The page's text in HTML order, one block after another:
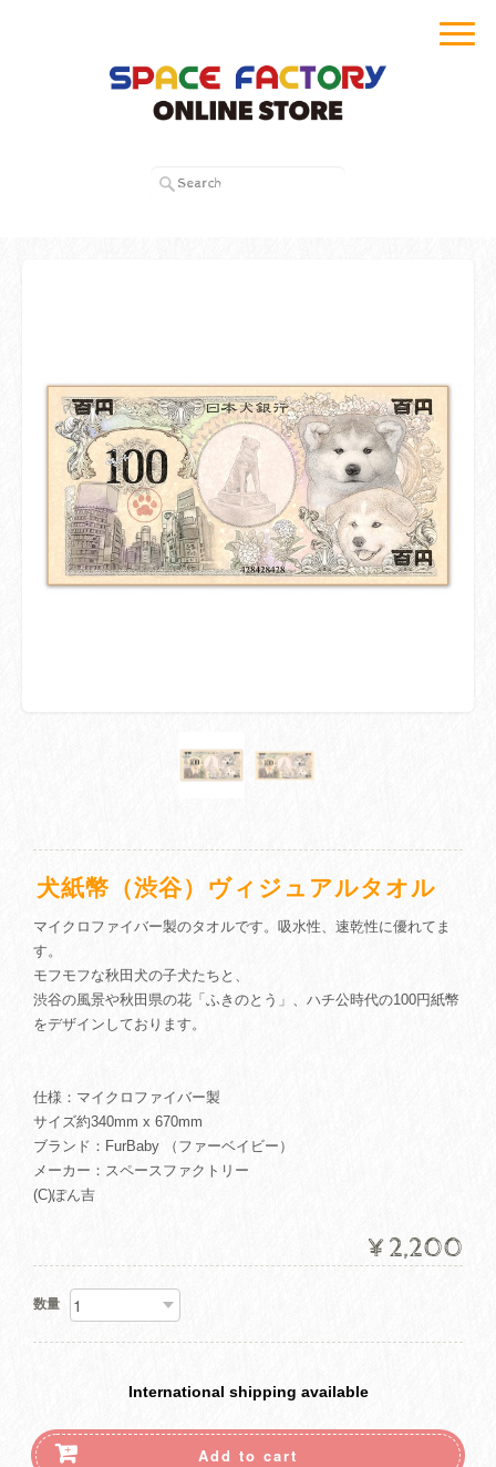
犬紙幣（渋谷）ヴィジュアルタオル
マイクロファイバー製のタオルです。吸水性、速乾性に優れてま
す。
モフモフな秋田犬の子犬たちと、
渋谷の風景や秋田県の花「ふきのとう」、ハチ公時代の100円紙幣
をデザインしております。
仕様：マイクロファイバー製
サイズ約340mm x 670mm
ブランド：FurBaby （ファーベイビー）
メーカー：スペースファクトリー
(C)ぽん吉
¥2,200
数量
International shipping available
Add to cart